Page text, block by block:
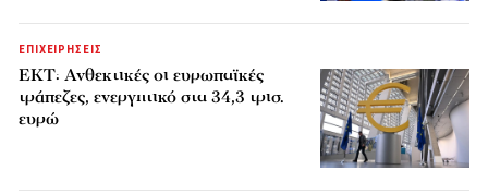
ΕΠΙΧΕΙΡΗΣΕΙΣ
ΕΚΤ: Ανθεκτικές οι ευρωπαϊκές
τράπεζες, ενεργητικό στα 34,3 τρισ.
ευρώ